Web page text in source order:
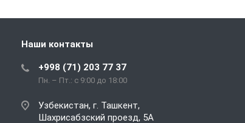
Наши контакты
+998 (71) 203 77 37
Пн. – Пт.: с 9:00 до 18:00
Узбекистан, г. Ташкент,
Шахрисабзский проезд, 5А